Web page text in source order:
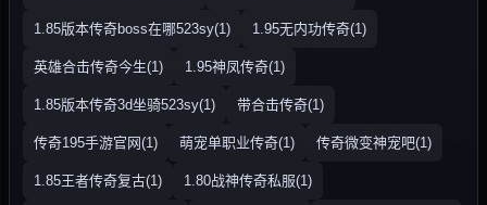
1.85版本传奇boss在哪523sy(1) 1.95无内功传奇(1)
英雄合击传奇今生(1) 1.95神凤传奇(1)
1.85版本传奇3d坐骑523sy(1) 带合击传奇(1)
传奇195手游官网(1) 萌宠单职业传奇(1) 传奇微变神宠吧(1)
1.85王者传奇复古(1) 1.80战神传奇私服(1)